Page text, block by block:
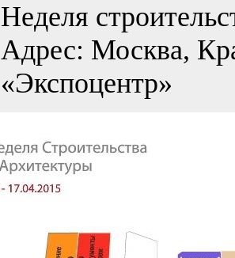
Неделя
Адрес: Москва,
«Экспоцентр»